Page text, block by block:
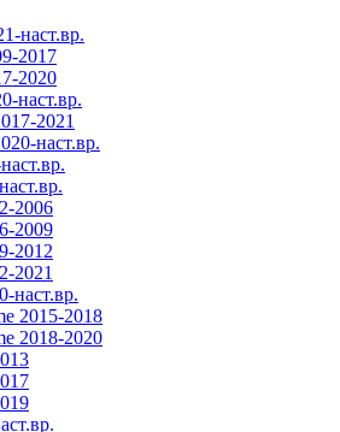
наст.вр.
2017
2020
наст.вр.
2021
наст.вр.
2006
2009
2012
2021
наст.вр.
2015-2018
2018-2020